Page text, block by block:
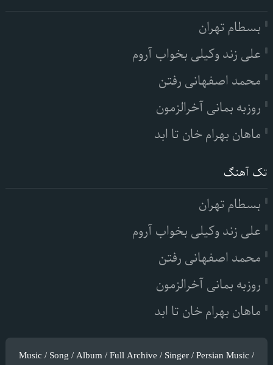
بسطام تهران
علی زند وکیلی بخواب آروم
محمد اصفهانی رفتن
روزبه بمانی آخرالزمون
ماهان بهرام خان تا ابد
تک آهنگ
بسطام تهران
علی زند وکیلی بخواب آروم
محمد اصفهانی رفتن
روزبه بمانی آخرالزمون
ماهان بهرام خان تا ابد
Music / Song / Album / Full Archive / Singer / Persian Music /